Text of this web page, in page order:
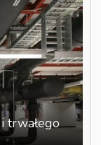
trwałego